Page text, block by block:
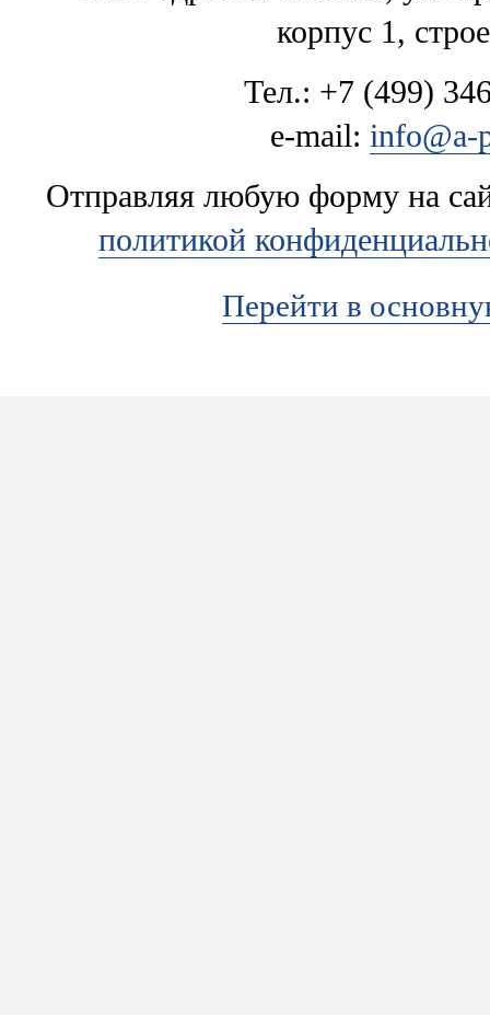
корпус 1,
Тел.: +7 (499)
e-mail: info@a-
Отправляя любую форму на
политикой
Перейти в